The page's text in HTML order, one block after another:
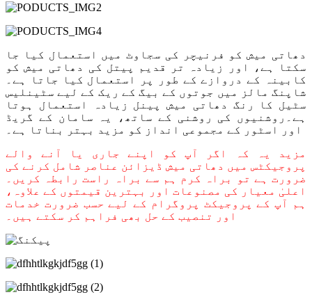
دھاتی میش کو فرنیچر کی سجاوٹ میں استعمال کیا جا
سکتا ہے، اور زیادہ تر قدیم پیتل کی دھاتی میش کو
کابینہ کے دروازے کے طور پر استعمال کیا جاتا ہے۔
شاپنگ مالز میں جوتوں کے بیگ کے ریک کے لیے سٹینلیس
سٹیل کا رنگ دھاتی میش پینل زیادہ استعمال ہوتا
ہے۔روشنیوں کی روشنی کے ساتھ، یہ سامان کے گریڈ
اور اسٹور کے مجموعی انداز کو مزید بہتر بناتا ہے۔
مزید یہ کہ اگر آپ کو اپنے جاری یا آنے والے
پروجیکٹس میں دھاتی میش ڈیزائن عناصر شامل کرنے کی
ضرورت ہے تو براہ کرم ہم سے براہ راست رابطہ کریں۔
اعلیٰ معیار کی مصنوعات اور بہترین قیمتوں کے علاوہ،
ہم آپ کے پروجیکٹ پروگرام کے لیے حسب ضرورت خدمات
اور تنصیب کے حل بھی فراہم کر سکتے ہیں۔